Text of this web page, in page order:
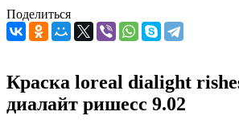
Поделиться
Краска loreal dialight
диалайт ришесс 9.02